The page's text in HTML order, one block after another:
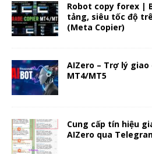
Robot copy forex |
tảng, siêu tốc độ
(Meta Copier)
AIZero – Trợ lý giao
MT4/MT5
Cung cấp tín hiệu
AIZero qua